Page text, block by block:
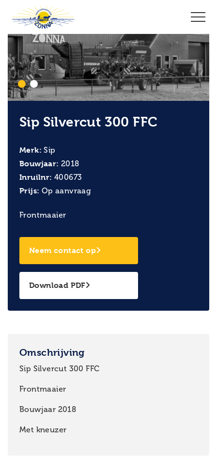
Sip Silvercut 300 FFC
Merk: Sip
Bouwjaar: 2018
Inruilnr: 400673
Prijs: Op aanvraag
Frontmaaier
Neem contact op
Download PDF
Omschrijving
Sip Silvercut 300 FFC
Frontmaaier
Bouwjaar 2018
Met kneuzer